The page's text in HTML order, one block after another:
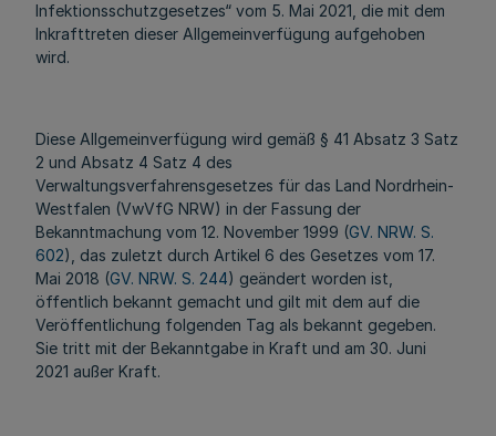
Infektionsschutzgesetzes“ vom 5. Mai 2021, die mit dem
Inkrafttreten dieser Allgemeinverfügung aufgehoben
wird.
Diese Allgemeinverfügung wird gemäß § 41 Absatz 3 Satz
2 und Absatz 4 Satz 4 des
Verwaltungsverfahrensgesetzes für das Land Nordrhein-
Westfalen (VwVfG NRW) in der Fassung der
Bekanntmachung vom 12. November 1999 (GV. NRW. S.
602), das zuletzt durch Artikel 6 des Gesetzes vom 17.
Mai 2018 (GV. NRW. S. 244) geändert worden ist,
öffentlich bekannt gemacht und gilt mit dem auf die
Veröffentlichung folgenden Tag als bekannt gegeben.
Sie tritt mit der Bekanntgabe in Kraft und am 30. Juni
2021 außer Kraft.